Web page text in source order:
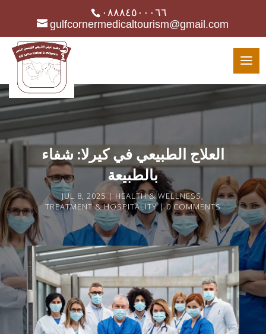
٠٨٨٨٤٥٠٠٠٦٦
gulfcornermedicaltourism@gmail.com
العلاج الطبيعي في كيرلا: شفاء
بالطبيعة
JUL 8, 2025 HEALTH & WELLNESS,
TREATMENT & HOSPITALITY
0 COMMENTS